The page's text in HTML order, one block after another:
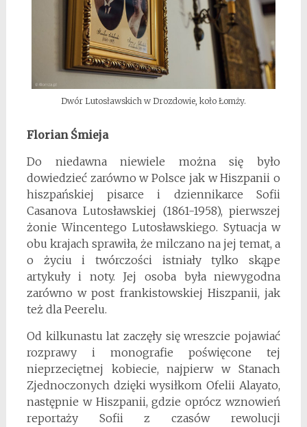
Dwór Lutosławskich w Drozdowie, koło Łomży.
Florian Śmieja
Do niedawna niewiele można się było
dowiedzieć zarówno w Polsce jak w Hiszpanii o
hiszpańskiej pisarce i dziennikarce Sofii
Casanova Lutosławskiej (1861-1958), pierwszej
żonie Wincentego Lutosławskiego. Sytuacja w
obu krajach sprawiła, że milczano na jej temat, a
o życiu i twórczości istniały tylko skąpe
artykuły i noty. Jej osoba była niewygodna
zarówno w post frankistowskiej Hiszpanii, jak
też dla Peerelu.
Od kilkunastu lat zaczęły się wreszcie pojawiać
rozprawy i monografie poświęcone tej
nieprzeciętnej kobiecie, najpierw w Stanach
Zjednoczonych dzięki wysiłkom Ofelii Alayato,
następnie w Hiszpanii, gdzie oprócz wznowień
reportaży Sofii z czasów rewolucji